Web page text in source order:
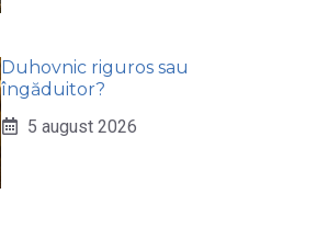
Duhovnic riguros sau
îngăduitor?
5 august 2026